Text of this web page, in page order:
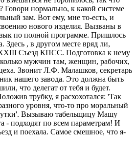
Говори нормально, к какой системе
зам. Вот ему, мне то-есть, и
нового изделия. Вызваны в
по полной программе. Пришлось
Здесь , в другом месте вряд ли,
XXIII Съезд КПСС. Подготовка к нему
мужчин там, женщин, рабочих,
Звонит Л.Ф. Малашков, секретарь
нашего завода. Это должна быть
что делегат от тебя и будет.
трубку, я расхохотался: 'Так
уровня, что-то про моральный
Вызываю табельщицу Машу
- подходят по всем параметрам! И
и поехала. Самое смешное, что я-